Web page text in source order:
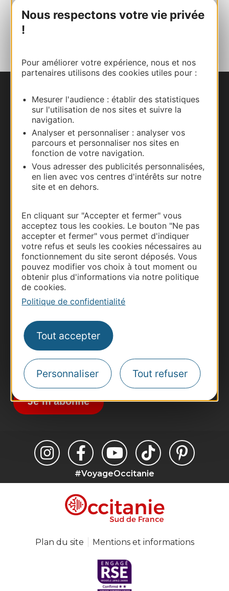
Nous respectons votre vie privée
!
Pour améliorer votre expérience, nous et nos
partenaires utilisons des cookies utiles pour :
Mesurer l'audience : établir des statistiques
sur l'utilisation de nos sites et suivre la
navigation.
Analyser et personnaliser : analyser vos
parcours et personnaliser nos sites en
fonction de votre navigation.
Vous adresser des publicités personnalisées,
en lien avec vos centres d'intérêts sur notre
site et en dehors.
En cliquant sur "Accepter et fermer" vous
acceptez tous les cookies. Le bouton "Ne pas
accepter et fermer" vous permet d'indiquer
votre refus et seuls les cookies nécessaires au
fonctionnement du site seront déposés. Vous
pouvez modifier vos choix à tout moment ou
obtenir plus d'informations via notre politique
de cookies.
Politique de confidentialité
Tout accepter
Personnaliser Tout refuser
Nous contacter
Carte interactive
Documentation
Thermalisme
Business/Mice
Pros d'Occitanie
Voyagistes
Destination Sport
Inscrivez-vous à la lettre d'information
Destination Occitanie pour recevoir des
suggestions de séjours, de visites et de sorties.
Je m'abonne
#VoyageOccitanie
Plan du site Mentions et informations